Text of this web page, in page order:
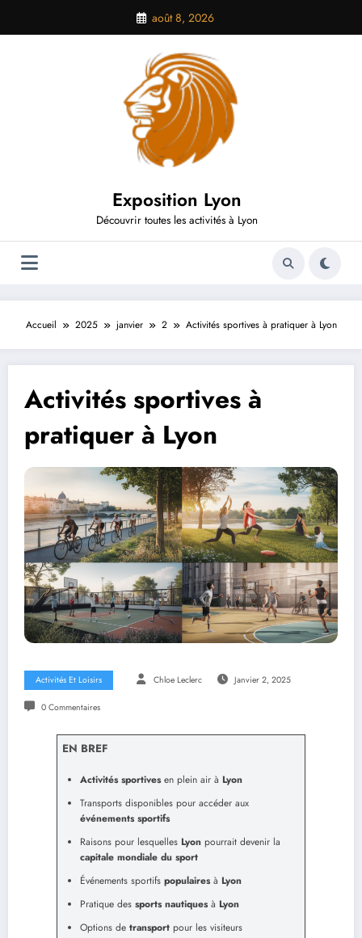
contenu
août 8, 2026
Exposition Lyon
Découvrir toutes les activités à Lyon
Accueil 2025 janvier 2 Activités sportives à pratiquer à Lyon
Activités sportives à
pratiquer à Lyon
Activités Et Loisirs Chloe Leclerc Janvier 2, 2025
0 Commentaires
EN BREF
Activités sportivesen plein air à Lyon
Transports disponibles pour accéder aux
événements sportifs
Raisons pour lesquelles Lyon pourrait devenir la
capitale mondiale du sport
Événements sportifs populairesà Lyon
Pratique des sports nautiquesà Lyon
Options de transport pour les visiteurs